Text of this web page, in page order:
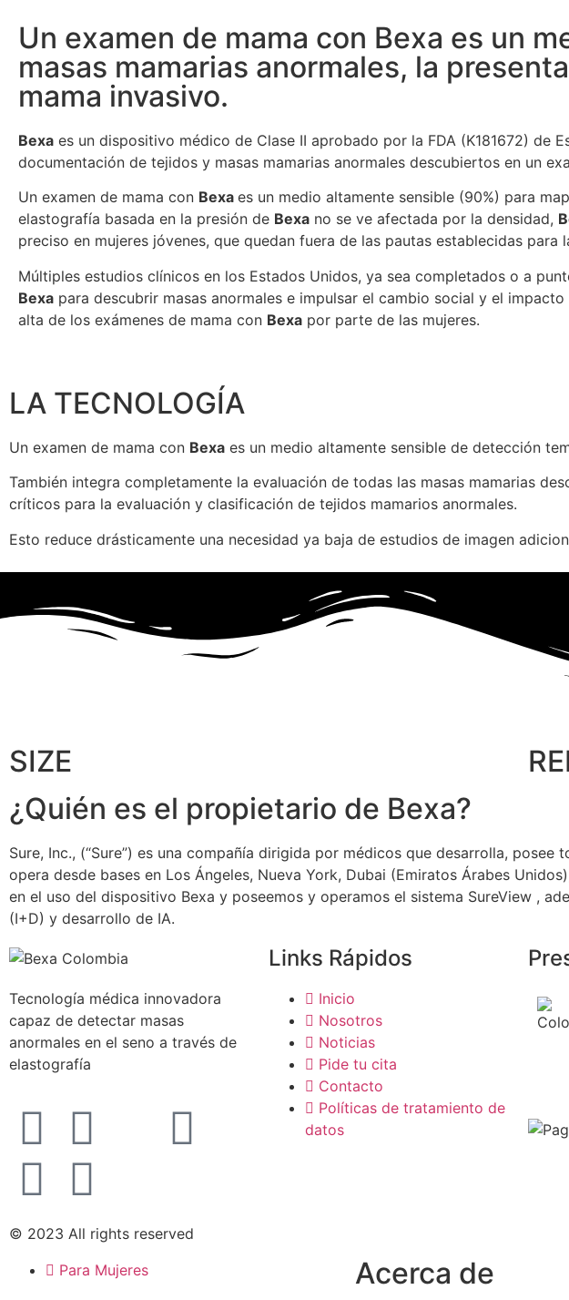
Un examen de mama con Bexa es un
masas mamarias anormales, la
mama invasivo.
Bexa es un dispositivo médico de Clase II aprobado por la FDA (K181672) de
documentación de tejidos y masas mamarias anormales descubiertos en un
Un examen de mama con Bexa es un medio altamente sensible (90%) para
elastografía basada en la presión de Bexa no se ve afectada por la densidad,
preciso en mujeres jóvenes, que quedan fuera de las pautas establecidas para
Múltiples estudios clínicos en los Estados Unidos, ya sea completados o a
Bexa para descubrir masas anormales e impulsar el cambio social y el
alta de los exámenes de mama con Bexa por parte de las mujeres.
LA TECNOLOGÍA
Un examen de mama con Bexa es un medio altamente sensible de detección
También integra completamente la evaluación de todas las masas mamarias
críticos para la evaluación y clasificación de tejidos mamarios anormales.
Esto reduce drásticamente una necesidad ya baja de estudios de imagen
SIZE
¿Quién es el propietario de Bexa?
Sure, Inc., (“Sure”) es una compañía dirigida por médicos que desarrolla,
opera desde bases en Los Ángeles, Nueva York, Dubai (Emiratos Árabes
en el uso del dispositivo Bexa y poseemos y operamos el sistema SureView ,
(I+D) y desarrollo de IA.
Tecnología médica innovadora
capaz de detectar masas
anormales en el seno a través de
elastografía
Links Rápidos
Inicio
Nosotros
Noticias
Pide tu cita
Contacto
Políticas de tratamiento de
datos
© 2023 All rights reserved
Para Mujeres
Acerca de